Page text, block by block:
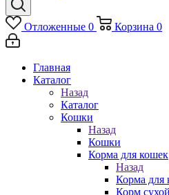
Отложенные 0 Корзина 0
Главная
Каталог
Назад
Каталог
Кошки
Назад
Кошки
Корма для кошек
Назад
Корма для
Корм